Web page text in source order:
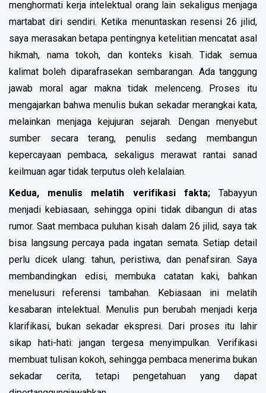
menghormati kerja intelektual orang lain sekaligus menjaga
martabat diri sendiri. Ketika menuntaskan resensi 26 jilid,
saya merasakan betapa pentingnya ketelitian mencatat asal
hikmah, nama tokoh, dan konteks kisah. Tidak semua
kalimat boleh diparafrasekan sembarangan. Ada tanggung
jawab moral agar makna tidak melenceng. Proses itu
mengajarkan bahwa menulis bukan sekadar merangkai kata,
melainkan menjaga kejujuran sejarah. Dengan menyebut
sumber secara terang, penulis sedang membangun
kepercayaan pembaca, sekaligus merawat rantai sanad
keilmuan agar tidak terputus oleh kelalaian.
Kedua, menulis melatih verifikasi fakta;
Tabayyun
menjadi kebiasaan, sehingga opini tidak dibangun di atas
rumor. Saat membaca puluhan kisah dalam 26 jilid, saya tak
bisa langsung percaya pada ingatan semata. Setiap detail
perlu dicek ulang: tahun, peristiwa, dan penafsiran. Saya
membandingkan edisi, membuka catatan kaki, bahkan
menelusuri referensi tambahan. Kebiasaan ini melatih
kesabaran intelektual. Menulis pun berubah menjadi kerja
klarifikasi, bukan sekadar ekspresi. Dari proses itu lahir
sikap hati-hati: jangan tergesa menyimpulkan. Verifikasi
membuat tulisan kokoh, sehingga pembaca menerima bukan
sekadar cerita, tetapi pengetahuan yang dapat